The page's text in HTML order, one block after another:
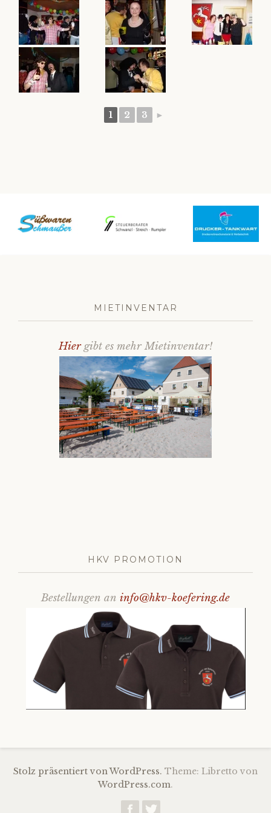
Datenschutz
1 2 3 ►
MIETINVENTAR
Hiergibt es mehr Mietinventar!
HKV PROMOTION
Bestellungen an info@hkv-koefering.de
Stolz präsentiert von WordPress. Theme: Libretto von
WordPress.com.